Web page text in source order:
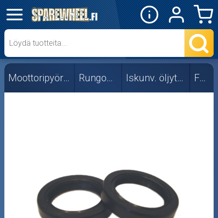
✕
Mopon osat
Skootterin osat
Crossipyörän osat
Mönkijän osat
Moottoripyörän osat Rungon osat Iskunv. öljytiivisteet Forte